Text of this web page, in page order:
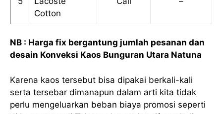
Cotton
NB : Harga fix bergantung jumlah pesanan dan
desain Konveksi Kaos Bunguran Utara Natuna
Karena kaos tersebut bisa dipakai berkali-kali
serta tersebar dimanapun dalam arti kita tidak
perlu mengeluarkan beban biaya promosi seperti